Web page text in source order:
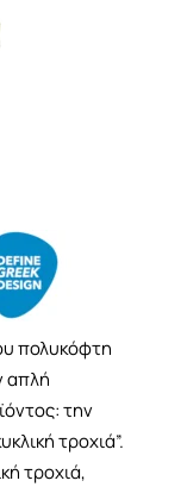
πολυκόφτη
απλή
την
τροχιά”.
τροχιά,